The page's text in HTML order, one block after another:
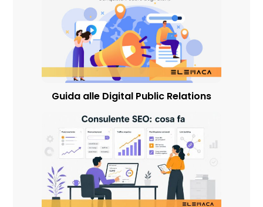
Guida alle Digital Public Relations